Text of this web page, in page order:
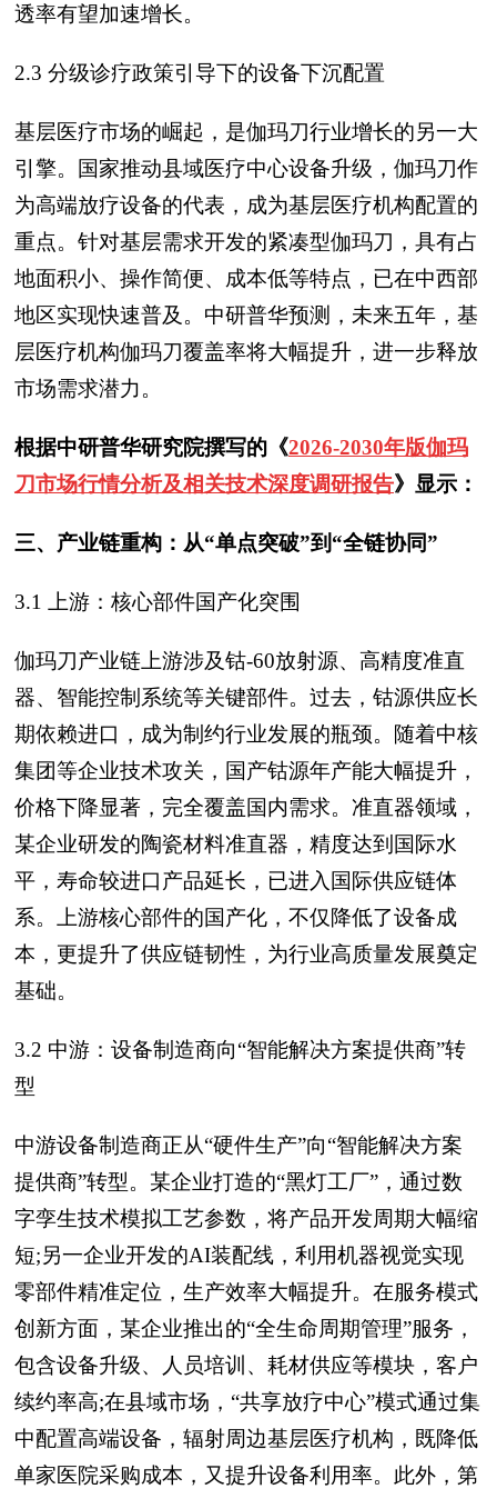
透率有望加速增长。
2.3 分级诊疗政策引导下的设备下沉配置
基层医疗市场的崛起，是伽玛刀行业增长的另一大
引擎。国家推动县域医疗中心设备升级，伽玛刀作
为高端放疗设备的代表，成为基层医疗机构配置的
重点。针对基层需求开发的紧凑型伽玛刀，具有占
地面积小、操作简便、成本低等特点，已在中西部
地区实现快速普及。中研普华预测，未来五年，基
层医疗机构伽玛刀覆盖率将大幅提升，进一步释放
市场需求潜力。
根据中研普华研究院撰写的《2026-2030年版伽玛
刀市场行情分析及相关技术深度调研报告》显示：
三、产业链重构：从“单点突破”到“全链协同”
3.1 上游：核心部件国产化突围
伽玛刀产业链上游涉及钴-60放射源、高精度准直
器、智能控制系统等关键部件。过去，钴源供应长
期依赖进口，成为制约行业发展的瓶颈。随着中核
集团等企业技术攻关，国产钴源年产能大幅提升，
价格下降显著，完全覆盖国内需求。准直器领域，
某企业研发的陶瓷材料准直器，精度达到国际水
平，寿命较进口产品延长，已进入国际供应链体
系。上游核心部件的国产化，不仅降低了设备成
本，更提升了供应链韧性，为行业高质量发展奠定
基础。
3.2 中游：设备制造商向“智能解决方案提供商”转
型
中游设备制造商正从“硬件生产”向“智能解决方案
提供商”转型。某企业打造的“黑灯工厂”，通过数
字孪生技术模拟工艺参数，将产品开发周期大幅缩
短;另一企业开发的AI装配线，利用机器视觉实现
零部件精准定位，生产效率大幅提升。在服务模式
创新方面，某企业推出的“全生命周期管理”服务，
包含设备升级、人员培训、耗材供应等模块，客户
续约率高;在县域市场，“共享放疗中心”模式通过集
中配置高端设备，辐射周边基层医疗机构，既降低
单家医院采购成本，又提升设备利用率。此外，第